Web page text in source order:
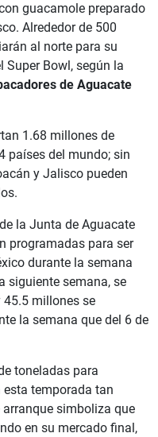
guacamole preparado
Alrededor de 500
al norte para su
Super Bowl, según la
de Aguacate
1.68 millones de
países del mundo; sin
y Jalisco pueden
la Junta de Aguacate
programadas para ser
durante la semana
siguiente semana, se
45.5 millones se
la semana que del 6 de
toneladas para
temporada tan
simboliza que
en su mercado final,